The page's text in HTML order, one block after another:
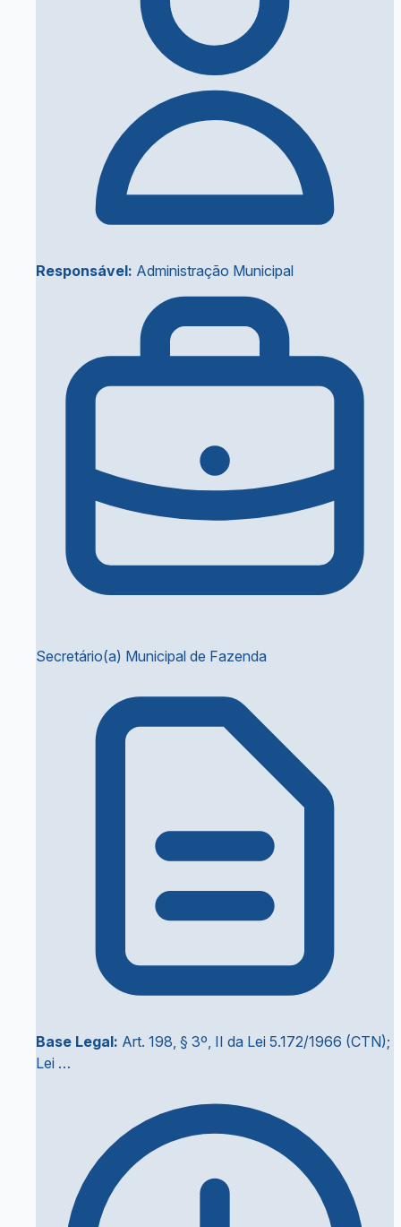
Responsável: Administração Municipal
Secretário(a) Municipal de Fazenda
Base Legal: Art. 198, § 3º, II da Lei 5.172/1966 (CTN);
Lei …